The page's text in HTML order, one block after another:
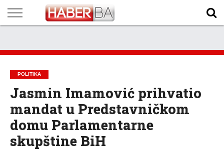
TECH
PROGRAM
PROGNOZA
PUTEVIMA
LISTA
NAMA
POLITIKA
Jasmin Imamović prihvatio
mandat u Predstavničkom
domu Parlamentarne
skupštine BiH